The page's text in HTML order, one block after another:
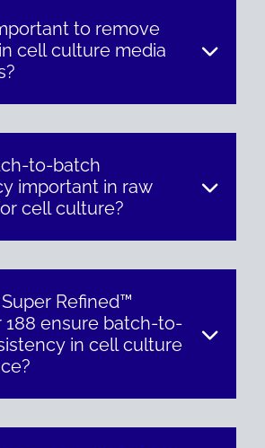
to remove
cell culture media
to-batch
important in raw
cell culture?
Refined™
188 ensure batch-to-
in cell culture